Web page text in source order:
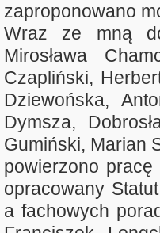
zaproponowano
Wraz ze mną
Mirosława
Czapliński,
Dziewońska,
Dymsza,
Gumiński, Marian
powierzono pracę
opracowany
a fachowych